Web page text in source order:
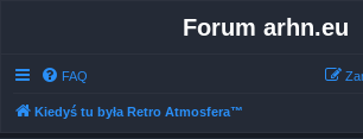
Forum arhn.eu
FAQ
Kiedyś tu była Retro Atmosfera™